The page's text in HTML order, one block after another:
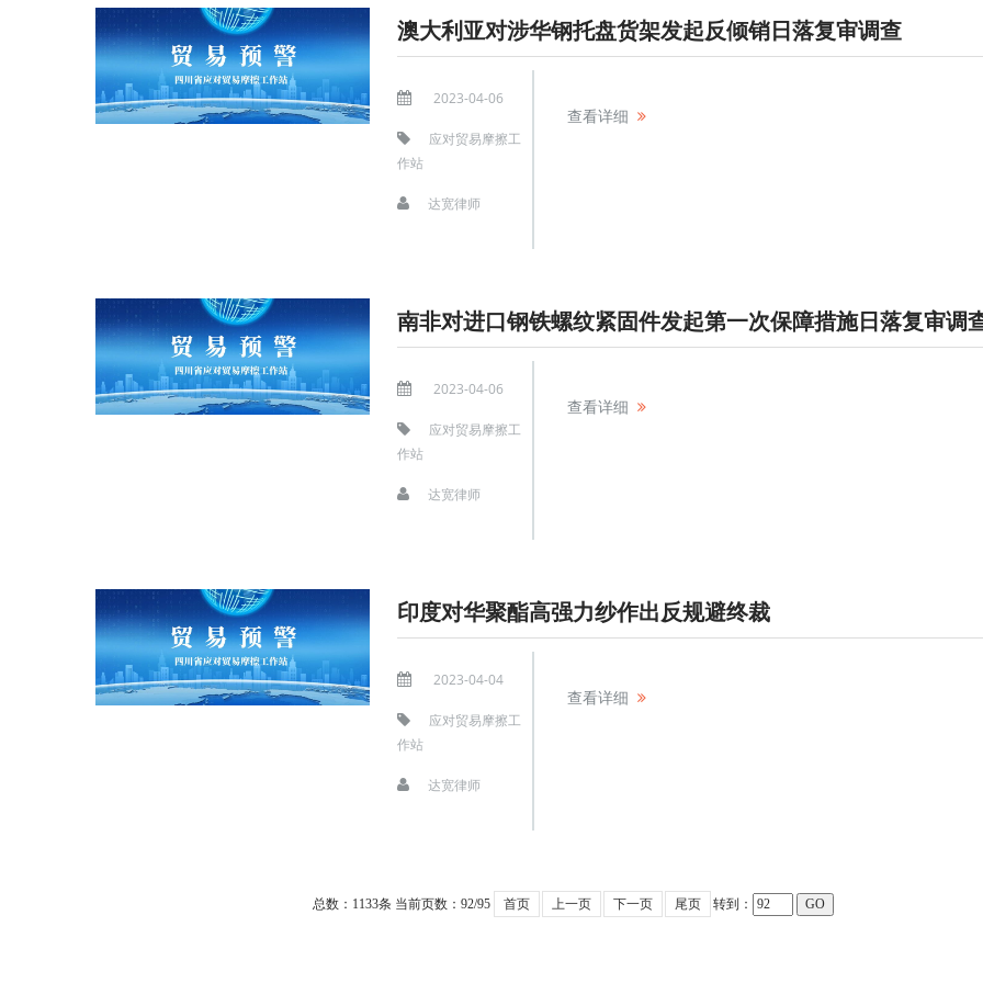
澳大利亚对涉华钢托盘货架发起反倾销日落复审调查
2023-04-06
应对贸易摩擦工
作站
达宽律师
查看详细
南非对进口钢铁螺纹紧固件发起第一次保障措施日落复审调
2023-04-06
应对贸易摩擦工
作站
达宽律师
查看详细
印度对华聚酯高强力纱作出反规避终裁
2023-04-04
应对贸易摩擦工
作站
达宽律师
查看详细
总数：1133条 当前页数： 92/95 首页 上一页 下一页 尾页 转到：